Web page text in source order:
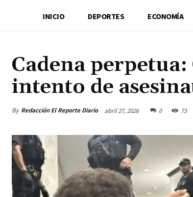
INICIO DEPORTES ECONOMÍA
Cadena
intento de
By Redacción El Reporte Diario abril 27, 2026 0 73